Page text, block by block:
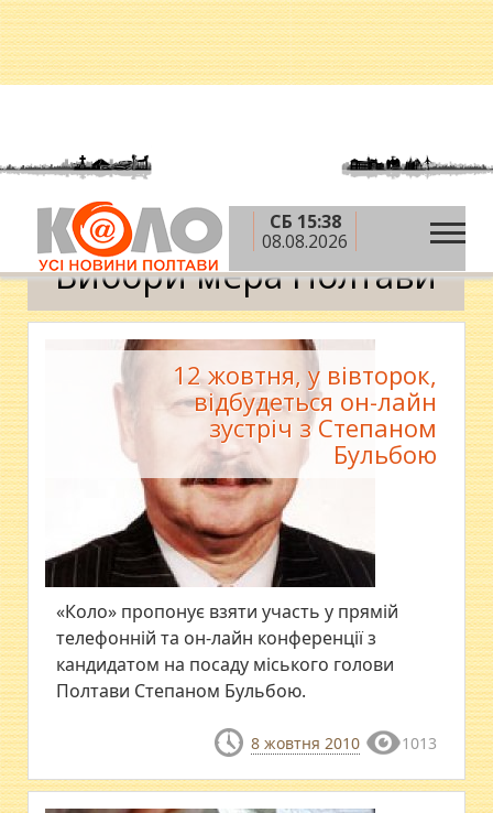
СБ 15:38
08.08.2026
Головна » Вибори мера Полтави
Вибори мера Полтави
12 жовтня, у вівторок,
відбудеться он-лайн
зустріч з Степаном
Бульбою
«Коло» пропонує взяти участь у прямій
телефонній та он-лайн конференції з
кандидатом на посаду міського голови
Полтави Степаном Бульбою.
8 жовтня 2010 1013